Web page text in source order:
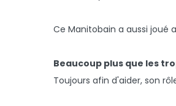
Ce Manitobain a aussi joué
Beaucoup plus que les
Toujours afin d'aider, son